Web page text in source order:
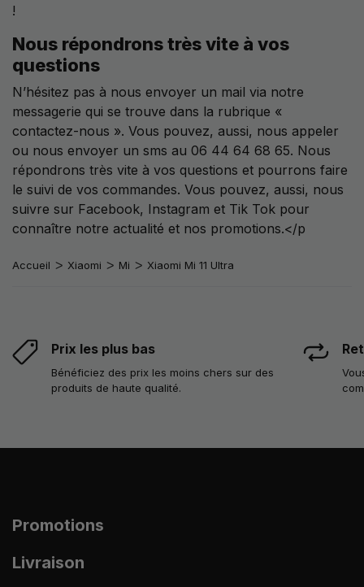
!
Nous répondrons très vite à vos
questions
N’hésitez pas à nous envoyer un mail via notre
messagerie qui se trouve dans la rubrique «
contactez-nous ». Vous pouvez, aussi, nous appeler
ou nous envoyer un sms au 06 44 64 68 65. Nous
répondrons très vite à vos questions et pourrons faire
le suivi de vos commandes. Vous pouvez, aussi, nous
suivre sur Facebook, Instagram et Tik Tok pour
connaître notre actualité et nos promotions.</p
Accueil Xiaomi Mi Xiaomi Mi 11 Ultra
Prix les plus bas
Bénéficiez des prix les moins chers sur des
produits de haute qualité.
Promotions
Livraison